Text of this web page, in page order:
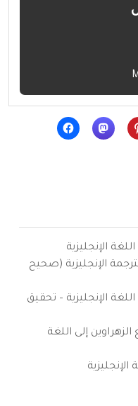
الإنجليزية
الإنجليزية (صحيح
الإنجليزية – تحقيق
إلى اللغة
الإنجليزية